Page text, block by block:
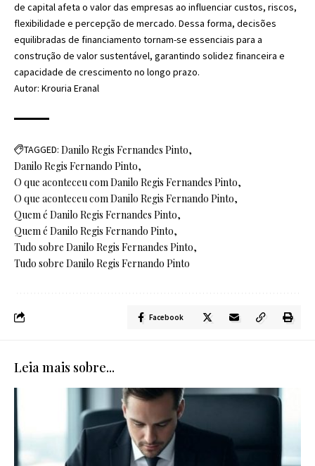
de capital afeta o valor das empresas ao influenciar custos, riscos,
flexibilidade e percepção de mercado. Dessa forma, decisões
equilibradas de financiamento tornam-se essenciais para a
construção de valor sustentável, garantindo solidez financeira e
capacidade de crescimento no longo prazo.
Autor: Krouria Eranal
TAGGED: Danilo Regis Fernandes Pinto
Danilo Regis Fernando Pinto
O que aconteceu com Danilo Regis Fernandes Pinto
O que aconteceu com Danilo Regis Fernando Pinto
Quem é Danilo Regis Fernandes Pinto
Quem é Danilo Regis Fernando Pinto
Tudo sobre Danilo Regis Fernandes Pinto
Tudo sobre Danilo Regis Fernando Pinto
Facebook
Leia mais sobre...